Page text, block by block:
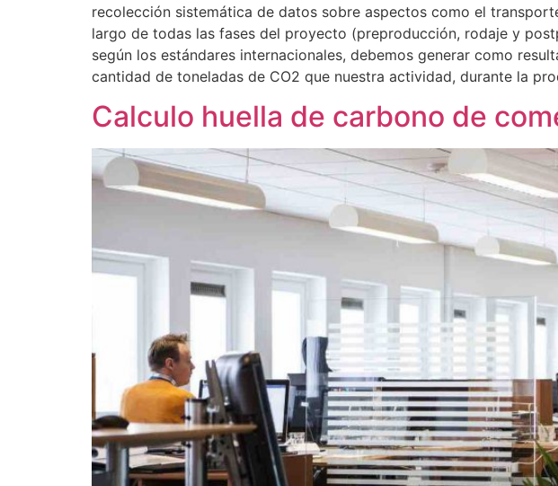
recolección sistemática de datos sobre aspectos como el
largo de todas las fases del proyecto (preproducción, rodaje y
según los estándares internacionales, debemos generar como
cantidad de toneladas de CO2 que nuestra actividad, durante la
Calculo huella de carbono de